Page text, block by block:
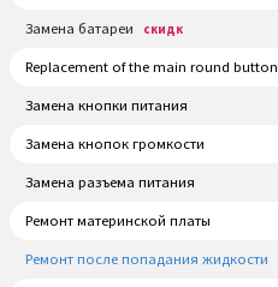
Замена батареи скидк
Replacement of the main round button
Замена кнопки питания
Замена кнопок громкости
Замена разъема питания
Ремонт материнской платы
Ремонт после попадания жидкости